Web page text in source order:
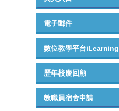
電子郵件
數位教學平台iLearning
歷年校慶回顧
教職員宿舍申請